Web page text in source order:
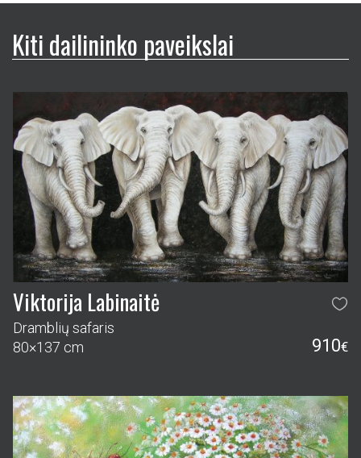
Kiti dailininko paveikslai
Viktorija Labinaitė
Dramblių safaris
80×137 cm
910€